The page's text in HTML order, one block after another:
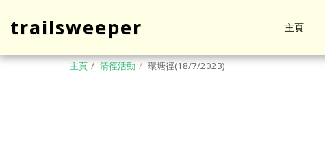
trailsweeper 主頁
主頁 清徑活動 環塘徑(18/7/2023)